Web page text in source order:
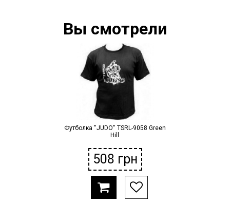
Вы смотрели
Футболка ''JUDO'' TSRL-9058 Green
Hill
508 грн